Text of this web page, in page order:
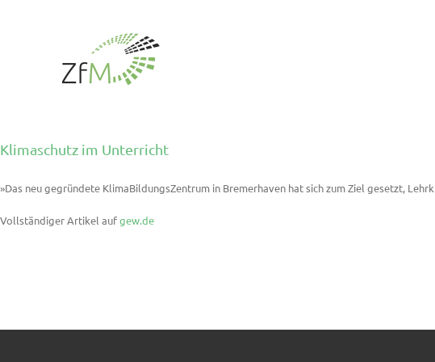
Klimaschutz im Unterricht
»Das neu gegründete KlimaBildungsZentrum in Bremerhaven hat sich zum Ziel gesetzt,
Vollständiger Artikel aufgew.de